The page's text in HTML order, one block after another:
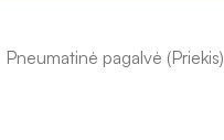
pagalvė (Priekis)